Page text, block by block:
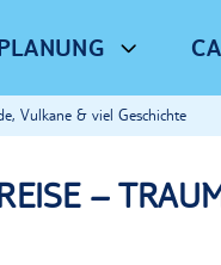
Vulkane & viel Geschichte
–